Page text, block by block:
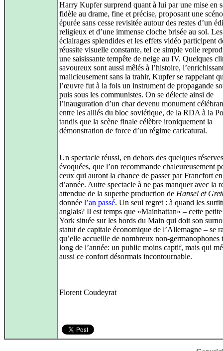
Harry Kupfer surprend quant à lui par une mise en
fidèle au drame, fine et précise, proposant une
épurée sans cesse revisitée autour des restes d’un
religieux et d’une immense cloche brisée au sol. Les
éclairages splendides et les effets vidéo participent
réussite visuelle constante, tel ce simple voile
une saisissante tempête de neige au IV. Quelques
savoureux sont aussi mêlés à l’histoire,
malicieusement sans la trahir, Kupfer se rappelant
l’œuvre fut à la fois un instrument de propagande
puis sous les communistes. On se délecte ainsi de
l’inauguration d’un char devenu monument
entre les alliés du bloc soviétique, de la RDA à la
tandis que la scène finale célèbre ironiquement la
démonstration de force d’un régime caricatural.
Un spectacle réussi, en dehors des quelques
évoquées, que l’on recommande chaleureusement
ceux qui auront la chance de passer par Francfort
d’année. Autre spectacle à ne pas manquer avec la
attendue de la superbe production de Hansel et
donnée l’an passé. Un seul regret : à quand les
anglais? Il est temps que «Mainhattan» – cette
York située sur les bords du Main qui doit son
statut de capitale économique de l’Allemagne – se
qu’elle accueille de nombreux non-germanophones
long de l’année: un public moins captif, mais qui
aussi ce confort désormais incontournable.
Florent Coudeyrat